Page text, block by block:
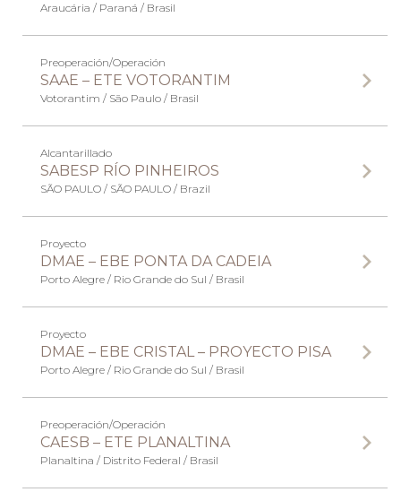
Araucária / Paraná / Brasil
Preoperación/Operación
SAAE – ETE VOTORANTIM
Votorantim / São Paulo / Brasil
Alcantarillado
SABESP RÍO PINHEIROS
SÃO PAULO / SÃO PAULO / Brazil
Proyecto
DMAE – EBE PONTA DA CADEIA
Porto Alegre / Rio Grande do Sul / Brasil
Proyecto
DMAE – EBE CRISTAL – PROYECTO PISA
Porto Alegre / Rio Grande do Sul / Brasil
Preoperación/Operación
CAESB – ETE PLANALTINA
Planaltina / Distrito Federal / Brasil